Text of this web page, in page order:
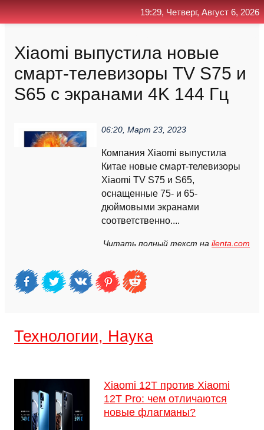
Xiaomi выпустила новые
смарт-телевизоры TV S75 и
S65 с экранами 4K 144 Гц
06:20, Март 23, 2023
Компания Xiaomi выпустила
Китае новые смарт-телевизоры
Xiaomi TV S75 и S65,
оснащенные 75- и 65-
дюймовыми экранами
соответственно....
Читать полный текст на ilenta.com
Технологии, Наука
Xiaomi 12T против Xiaomi
12T Pro: чем отличаются
новые флагманы?
19:29, Четверг, Август 6, 2026